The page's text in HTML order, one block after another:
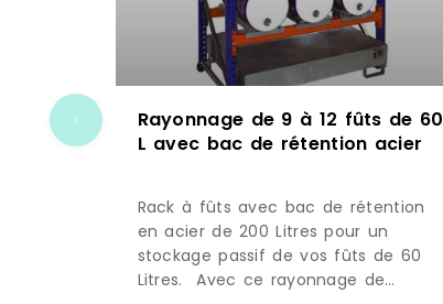
Rayonnage de 9 à 12 fûts de 60
L avec bac de rétention acier
Rack à fûts avec bac de rétention
en acier de 200 Litres pour un
stockage passif de vos fûts de 60
Litres. Avec ce rayonnage de